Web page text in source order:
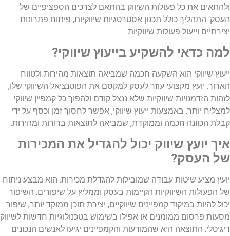
ולהתאים את כל פעולות השיווק בהתאם לצרכים הספציפיים של
העסק. התהליך כולל תכנון אסטרטגיות שיווקיות, פיתוח פתרונות
יצירתיים וייעול פעולות שיווקיות.
למה כדאי להשקיע בייעוץ שיווקי?
ייעוץ שיווקי הוא השקעה חכמה שמביאה תוצאות מהירות ולטווח
הארוך. יועץ מקצועי עוזר לעסק למקסם את הפוטנציאל השיווקי שלו,
לזהות הזדמנויות שיווקיות שלא ננצל קודם ולהפוך כל קמפיין שיווקי
למצליח יותר. באמצעות ייעוץ שיווקי, אפשר לחסוך זמן וכסף על ידי
קבלת הכוונה חכמה וממוקדת, שמביאה לתוצאות ברורות ומהירות.
איך יועץ שיווק יכול להגדיל את המכירות
של העסק?
יועץ מציע שיטות עבודה שמובילות להגדלת מכירות. הוא מבצע ניתוח
של הפעולות השיווקיות הקיימות בעסק וממליץ על שיפורים. השיפור
יכול להיות במיקוד קמפיינים שיווקיים, יצירת תוכן ממוקד יותר, שיפור
מסעות פרסום ממומנים או אפילו בשימוש בטכנולוגיות חדשות לשיווק
דיגיטלי. התוצאה היא שהמודעות והקמפיינים יגיעו לאנשים הנכונים